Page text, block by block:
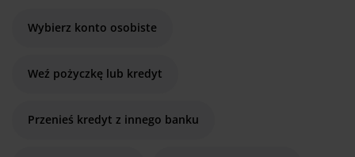
Wybierz konto osobiste
Weź pożyczkę lub kredyt
Przenieś kredyt z innego banku